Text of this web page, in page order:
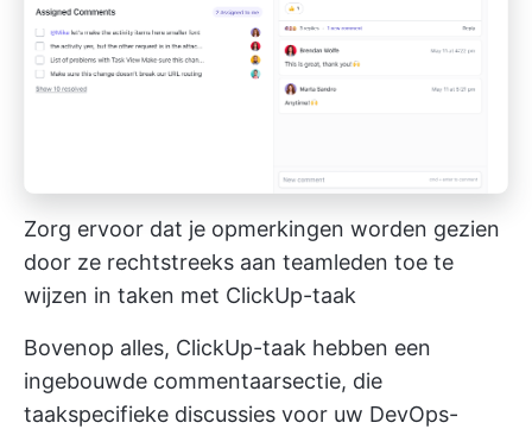
Zorg ervoor dat je opmerkingen worden gezien
door ze rechtstreeks aan teamleden toe te
wijzen in taken met ClickUp-taak
Bovenop alles, ClickUp-taak hebben een
ingebouwde commentaarsectie, die
taakspecifieke discussies voor uw DevOps-